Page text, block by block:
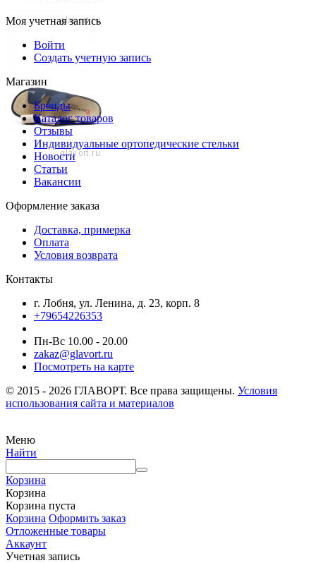
Моя учетная запись
Войти
Создать учетную запись
Магазин
Бренды
Каталог товаров
Отзывы
Индивидуальные ортопедические стельки
Новости
Статьи
Вакансии
Оформление заказа
Доставка, примерка
Оплата
Условия возврата
Контакты
г. Лобня, ул. Ленина, д. 23, корп. 8
+79654226353
Пн-Вс 10.00 - 20.00
zakaz@glavort.ru
Посмотреть на карте
© 2015 - 2026 ГЛАВОРТ. Все права защищены. Условия
использования сайта и материалов
Меню
Найти
Корзина
Корзина
Корзина пуста
Корзина Оформить заказ
Отложенные товары
Аккаунт
Учетная запись